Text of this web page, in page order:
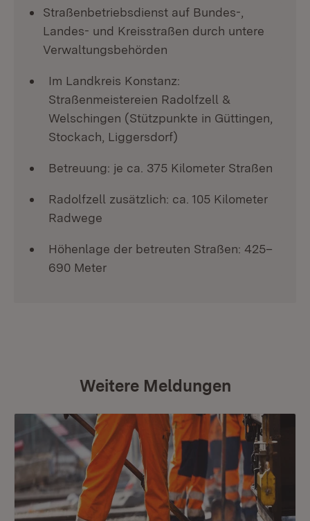
Straßenbetriebsdienst auf Bundes-,
Landes- und Kreisstraßen durch untere
Verwaltungsbehörden
Im Landkreis Konstanz:
Straßenmeistereien Radolfzell &
Welschingen (Stützpunkte in Güttingen,
Stockach, Liggersdorf)
Betreuung: je ca. 375 Kilometer Straßen
Radolfzell zusätzlich: ca. 105 Kilometer
Radwege
Höhenlage der betreuten Straßen: 425–
690 Meter
Weitere Meldungen